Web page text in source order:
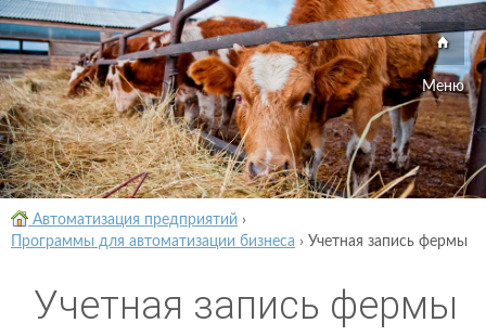
Меню
Автоматизация предприятий ›
Программы для автоматизации бизнеса › Учетная запись фермы
Учетная запись фермы